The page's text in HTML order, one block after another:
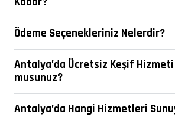
Ödeme Seçenekleriniz Nelerdir?
Antalya’da Ücretsiz Keşif
musunuz?
Antalya’da Hangi Hizmetleri